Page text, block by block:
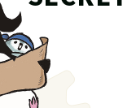
“究極